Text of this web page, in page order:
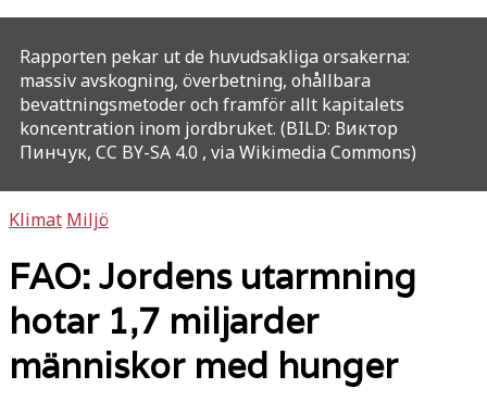
Rapporten pekar ut de huvudsakliga orsakerna:
massiv avskogning, överbetning, ohållbara
bevattningsmetoder och framför allt kapitalets
koncentration inom jordbruket. (BILD: Виктор
Пинчук, CC BY-SA 4.0 , via Wikimedia Commons)
Klimat Miljö
FAO: Jordens utarmning
hotar 1,7 miljarder
människor med hunger